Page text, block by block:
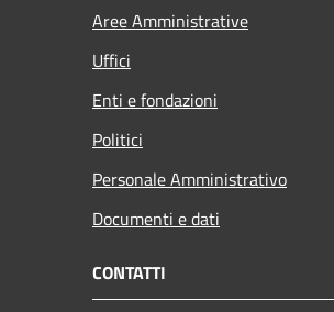
Aree Amministrative
Uffici
Enti e fondazioni
Politici
Personale Amministrativo
Documenti e dati
CONTATTI